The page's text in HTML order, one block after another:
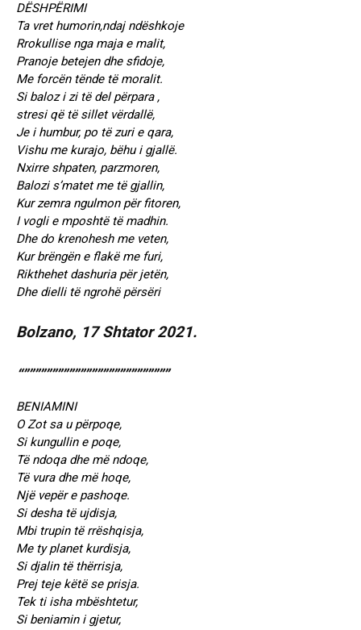
DËSHPËRIMI
Ta vret humorin,ndaj ndëshkoje
Rrokullise nga maja e malit,
Pranoje betejen dhe sfidoje,
Me forcën tënde të moralit.
Si baloz i zi të del përpara ,
stresi që të sillet vërdallë,
Je i humbur, po të zuri e qara,
Vishu me kurajo, bëhu i gjallë.
Nxirre shpaten, parzmoren,
Balozi s’matet me të gjallin,
Kur zemra ngulmon për fitoren,
I vogli e mposhtë të madhin.
Dhe do krenohesh me veten,
Kur brëngën e flakë me furi,
Rikthehet dashuria për jetën,
Dhe dielli të ngrohë përsëri
Bolzano, 17 Shtator 2021.
“””””””””””””””””””””””””””
BENIAMINI
O Zot sa u përpoqe,
Si kungullin e poqe,
Të ndoqa dhe më ndoqe,
Të vura dhe më hoqe,
Një vepër e pashoqe.
Si desha të ujdisja,
Mbi trupin të rrëshqisja,
Me ty planet kurdisja,
Si djalin të thërrisja,
Prej teje këtë se prisja.
Tek ti isha mbështetur,
Si beniamin i gjetur,